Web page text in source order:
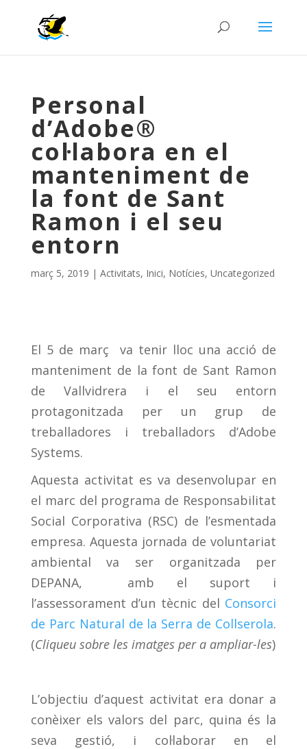
Personal
d’Adobe®
col·labora en el
manteniment de
la font de Sant
Ramon i el seu
entorn
març 5, 2019 | Activitats, Inici, Notícies, Uncategorized
El 5 de març va tenir lloc una acció de
manteniment de la font de Sant Ramon
de Vallvidrera i el seu entorn
protagonitzada per un grup de
treballadores i treballadors d’Adobe
Systems.
Aquesta activitat es va desenvolupar en
el marc del programa de Responsabilitat
Social Corporativa (RSC) de l’esmentada
empresa. Aquesta jornada de voluntariat
ambiental va ser organitzada per
DEPANA, amb el suport i
l’assessorament d’un tècnic del Consorci
de Parc Natural de la Serra de Collserola.
(Cliqueu sobre les imatges per a ampliar-les)
L’objectiu d’aquest activitat era donar a
conèixer els valors del parc, quina és la
seva gestió, i col·laborar en el